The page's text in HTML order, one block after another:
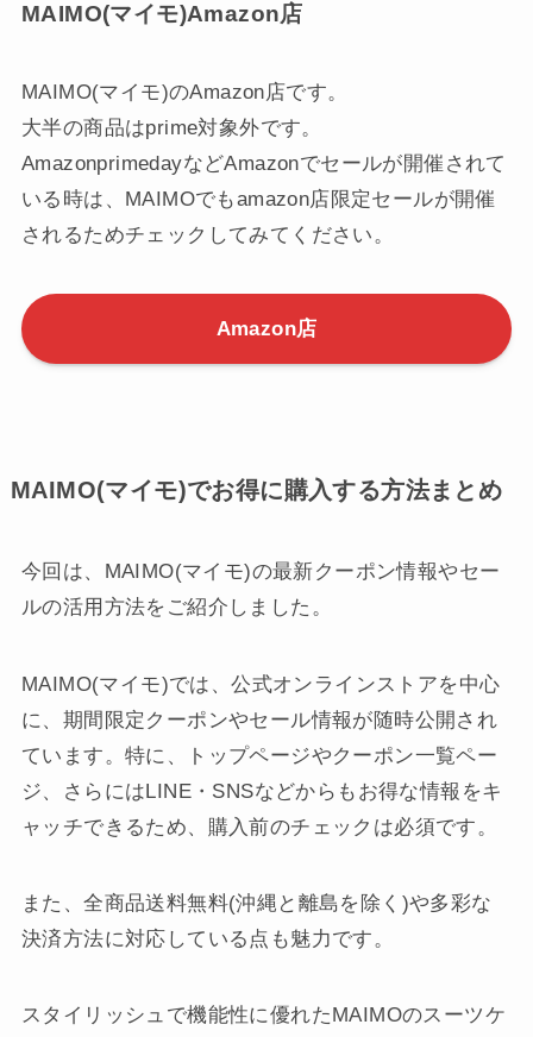
MAIMO(マイモ)Amazon店
MAIMO(マイモ)のAmazon店です。
大半の商品はprime対象外です。
AmazonprimedayなどAmazonでセールが開催されて
いる時は、MAIMOでもamazon店限定セールが開催
されるためチェックしてみてください。
Amazon店
MAIMO(マイモ)でお得に購入する方法まとめ
今回は、MAIMO(マイモ)の最新クーポン情報やセー
ルの活用方法をご紹介しました。
MAIMO(マイモ)では、公式オンラインストアを中心
に、期間限定クーポンやセール情報が随時公開され
ています。特に、トップページやクーポン一覧ペー
ジ、さらにはLINE・SNSなどからもお得な情報をキ
ャッチできるため、購入前のチェックは必須です。
また、全商品送料無料(沖縄と離島を除く)や多彩な
決済方法に対応している点も魅力です。
スタイリッシュで機能性に優れたMAIMOのスーツケ